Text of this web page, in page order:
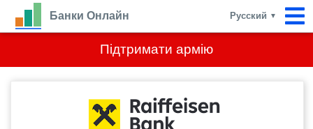
Підтримати армію
Банки Онлайн Русский ▼